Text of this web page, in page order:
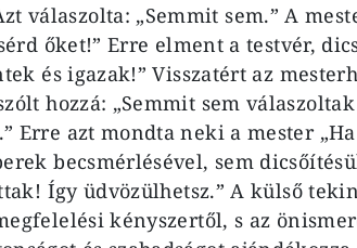
válaszol­ta: „Semmit sem.” A
őket!” Erre elment a testvér,
és igazak!” Visszatért az
hozzá: „Sem­mit sem
Erre azt mondta neki a mester
becsmérlésével, sem
Így üdvözülhetsz.” A külső
kény­szertől, s az